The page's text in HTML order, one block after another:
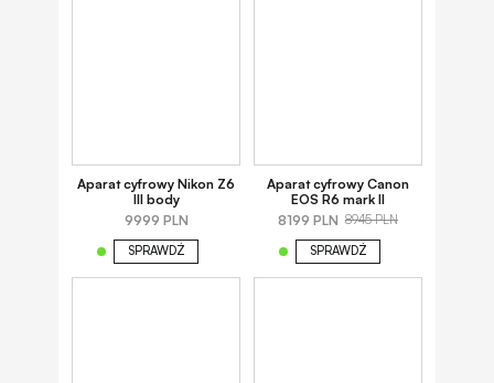
Aparat cyfrowy Nikon Z6
III body
9999 PLN
SPRAWDŹ
Aparat cyfrowy Canon
EOS R6 mark II
8199 PLN 8945 PLN
SPRAWDŹ